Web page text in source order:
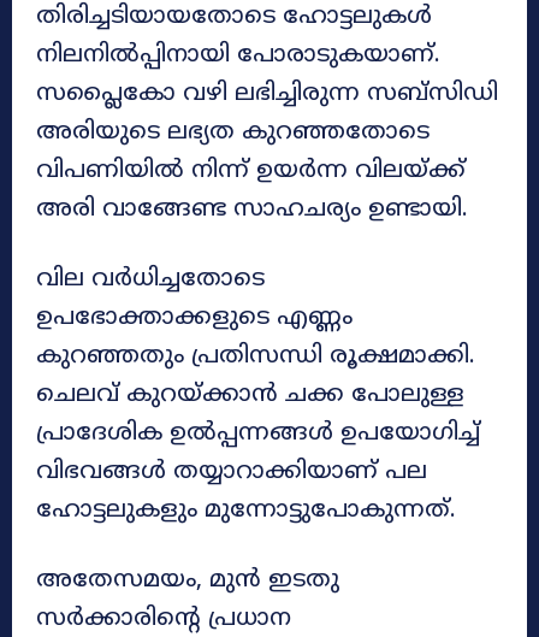
തിരിച്ചടിയായതോടെ ഹോട്ടലുകൾ
നിലനിൽപ്പിനായി പോരാടുകയാണ്.
സപ്ലൈകോ വഴി ലഭിച്ചിരുന്ന സബ്സിഡി
അരിയുടെ ലഭ്യത കുറഞ്ഞതോടെ
വിപണിയിൽ നിന്ന് ഉയർന്ന വിലയ്ക്ക്
അരി വാങ്ങേണ്ട സാഹചര്യം ഉണ്ടായി.
വില വർധിച്ചതോടെ
ഉപഭോക്താക്കളുടെ എണ്ണം
കുറഞ്ഞതും പ്രതിസന്ധി രൂക്ഷമാക്കി.
ചെലവ് കുറയ്ക്കാൻ ചക്ക പോലുള്ള
പ്രാദേശിക ഉൽപ്പന്നങ്ങൾ ഉപയോഗിച്ച്
വിഭവങ്ങൾ തയ്യാറാക്കിയാണ് പല
ഹോട്ടലുകളും മുന്നോട്ടുപോകുന്നത്.
അതേസമയം, മുൻ ഇടതു
സർക്കാരിന്റെ പ്രധാന